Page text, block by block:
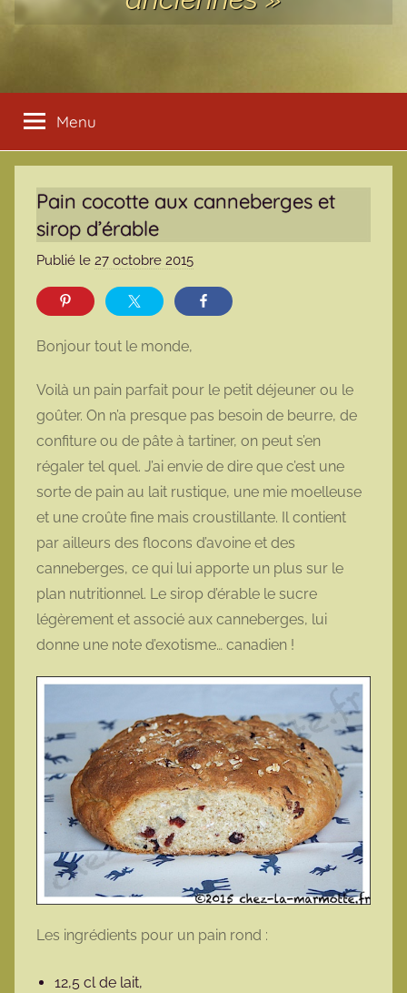
Menu
Pain cocotte aux canneberges et
sirop d’érable
Publié le 27 octobre 2015
a
o
t
t
e
Bonjour tout le monde,
Voilà un pain parfait pour le petit déjeuner ou le
goûter. On n’a presque pas besoin de beurre, de
confiture ou de pâte à tartiner, on peut s’en
régaler tel quel. J’ai envie de dire que c’est une
sorte de pain au lait rustique, une mie moelleuse
et une croûte fine mais croustillante. Il contient
par ailleurs des flocons d’avoine et des
canneberges, ce qui lui apporte un plus sur le
plan nutritionnel. Le sirop d’érable le sucre
légèrement et associé aux canneberges, lui
donne une note d’exotisme… canadien !
Les ingrédients pour un pain rond :
12,5 cl de lait,